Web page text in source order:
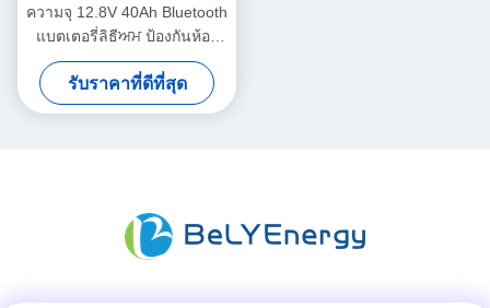
ความจุ 12.8V 40Ah Bluetooth
แบตเตอรี่ลิธีਅਮ ป้องกันห้อง
IP65 512Wh พลังงาน
รับราคาที่ดีที่สุด